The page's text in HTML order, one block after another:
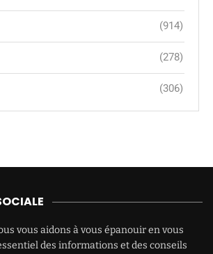
(914)
(278)
(306)
vous aidons à vous épanouir en vous
des informations et des conseils